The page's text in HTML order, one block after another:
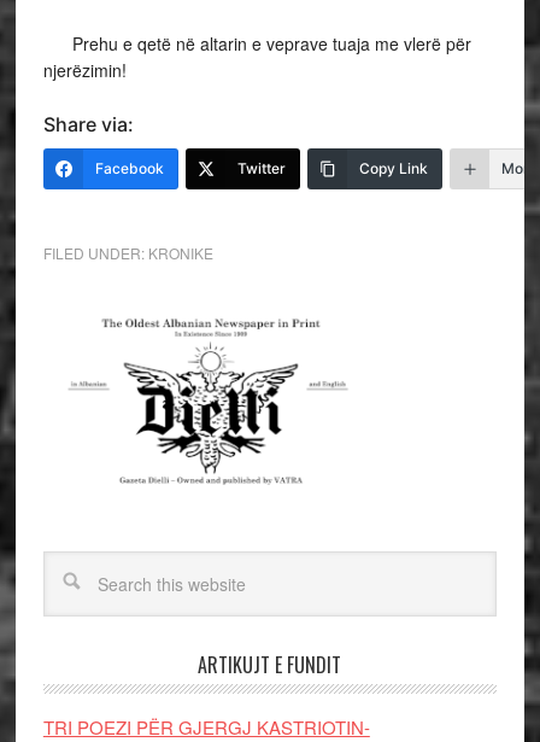
Prehu e qetë në altarin e veprave tuaja me vlerë për
njerëzimin!
Share via:
Facebook Twitter Copy Link More
FILED UNDER: KRONIKE
ARTIKUJT E FUNDIT
TRI POEZI PËR GJERGJ KASTRIOTIN-